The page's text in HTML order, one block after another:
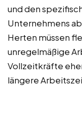
und den
Unternehmens
Herten müssen
unregelmäßige
Vollzeitkräfte
längere